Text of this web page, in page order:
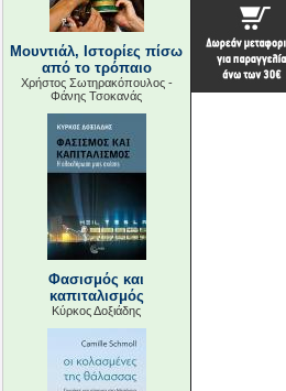
Μουντιάλ, Ιστορίες πίσω
από το τρόπαιο
Χρήστος Σωτηρακόπουλος -
Φάνης Τσοκανάς
Φασισμός και
καπιταλισμός
Κύρκος Δοξιάδης